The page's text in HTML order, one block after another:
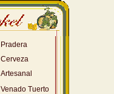
Pradera
Cerveza
Artesanal
Venado Tuerto